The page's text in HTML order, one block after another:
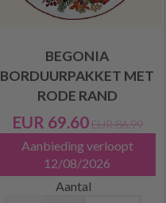
BEGONIA
BORDUURPAKKET MET
RODE RAND
EUR 69.60 EUR 86.99
Aanbieding verloopt
12/08/2026
Aantal